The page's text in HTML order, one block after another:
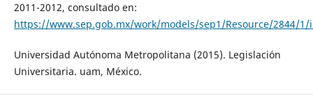
2011-2012, consultado en:
https://www.sep.gob.mx/work/models/sep1/Resource/2844/
Universidad Autónoma Metropolitana (2015). Legislación
Universitaria. uam, México.